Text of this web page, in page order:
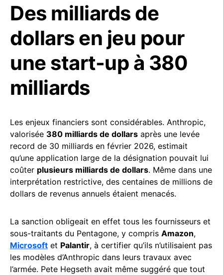
Des milliards de
dollars en jeu pour
une start-up à 380
milliards
Les enjeux financiers sont considérables. Anthropic,
valorisée 380 milliards de dollars après une levée
record de 30 milliards en février 2026, estimait
qu’une application large de la désignation pouvait lui
coûter plusieurs milliards de dollars. Même dans une
interprétation restrictive, des centaines de millions de
dollars de revenus annuels étaient menacés.
La sanction obligeait en effet tous les fournisseurs et
sous-traitants du Pentagone, y compris Amazon,
Microsoft et Palantir, à certifier qu’ils n’utilisaient pas
les modèles d’Anthropic dans leurs travaux avec
l’armée. Pete Hegseth avait même suggéré que tout